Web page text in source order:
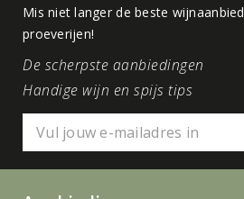
Mis niet langer de beste
proeverijen!
De scherpste aanbiedingen
Handige wijn en spijs tips